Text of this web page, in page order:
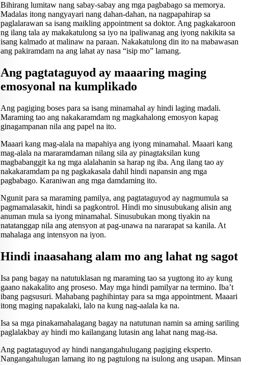
Bihirang lumitaw nang sabay-sabay ang mga pagbabago sa memorya.
Madalas itong nangyayari nang dahan-dahan, na nagpapahirap sa
paglalarawan sa isang maikling appointment sa doktor. Ang pagkakaroon
ng ilang tala ay makakatulong sa iyo na ipaliwanag ang iyong nakikita sa
isang kalmado at malinaw na paraan. Nakakatulong din ito na mabawasan
ang pakiramdam na ang lahat ay nasa “isip mo” lamang.
Ang pagtataguyod ay maaaring maging
emosyonal na kumplikado
Ang pagiging boses para sa isang minamahal ay hindi laging madali.
Maraming tao ang nakakaramdam ng magkahalong emosyon kapag
ginagampanan nila ang papel na ito.
Maaari kang mag-alala na mapahiya ang iyong minamahal. Maaari kang
mag-alala na mararamdaman nilang sila ay pinagtaksilan kung
magbabanggit ka ng mga alalahanin sa harap ng iba. Ang ilang tao ay
nakakaramdam pa ng pagkakasala dahil hindi napansin ang mga
pagbabago. Karaniwan ang mga damdaming ito.
Ngunit para sa maraming pamilya, ang pagtataguyod ay nagmumula sa
pagmamalasakit, hindi sa pagkontrol. Hindi mo sinusubukang alisin ang
anuman mula sa iyong minamahal. Sinusubukan mong tiyakin na
natatanggap nila ang atensyon at pag-unawa na nararapat sa kanila. At
mahalaga ang intensyon na iyon.
Hindi inaasahang alam mo ang lahat ng sagot
Isa pang bagay na natutuklasan ng maraming tao sa yugtong ito ay kung
gaano nakakalito ang proseso. May mga hindi pamilyar na termino. Iba’t
ibang pagsusuri. Mahabang paghihintay para sa mga appointment. Maaari
itong maging napakalaki, lalo na kung nag-aalala ka na.
Isa sa mga pinakamahalagang bagay na natutunan namin sa aming sariling
paglalakbay ay hindi mo kailangang lutasin ang lahat nang mag-isa.
Ang pagtataguyod ay hindi nangangahulugang pagiging eksperto.
Nangangahulugan lamang ito ng pagtulong na isulong ang usapan. Minsan